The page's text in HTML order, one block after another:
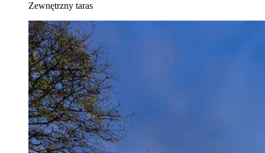
Zewnętrzny taras